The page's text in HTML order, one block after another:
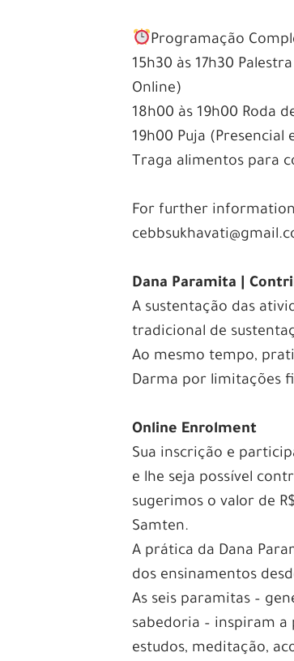
Programação
15h30 às 17h30
Online)
18h00 às 19h00 Roda
19h00 Puja (Presencial
Traga alimentos para
For further
Dana Paramita |
A sustentação das
tradicional de
Ao mesmo tempo,
Darma por limitações
Online Enrolment
Sua inscrição e
e lhe seja possível
sugerimos o valor de
Samten.
A prática da Dana
dos ensinamentos
As seis paramitas –
sabedoria – inspiram
estudos, meditação,